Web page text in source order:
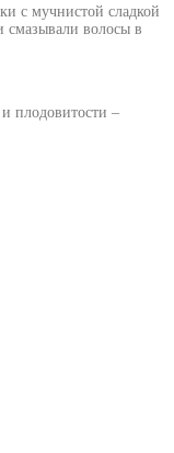
с мучнистой сладкой
смазывали волосы в
плодовитости –